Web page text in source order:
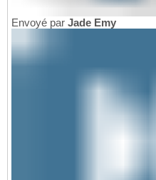
Envoyé par Jade Emy